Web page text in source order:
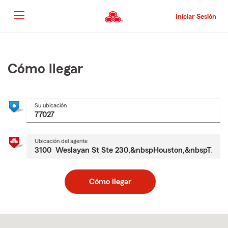
al
contenido
principal
Iniciar Sesión
principal
Cómo llegar
Su ubicación
Ubicación del agente
Cómo llegar
to